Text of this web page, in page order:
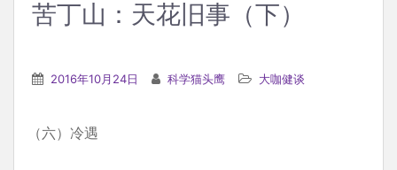
苦丁山：天花旧事（下）
2016年10月24日 科学猫头鹰 大咖健谈
（六）冷遇